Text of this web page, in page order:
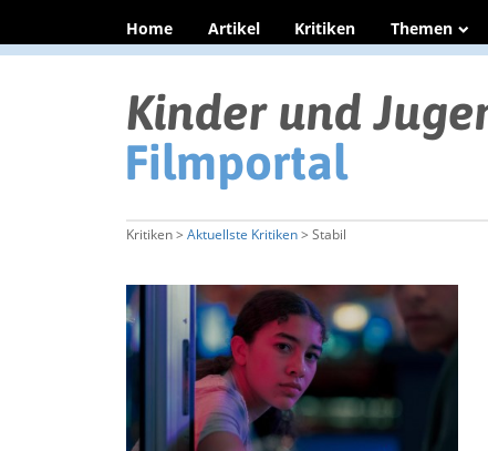
Home Artikel Kritiken Themen
Kritiken > Aktuellste Kritiken> Stabil